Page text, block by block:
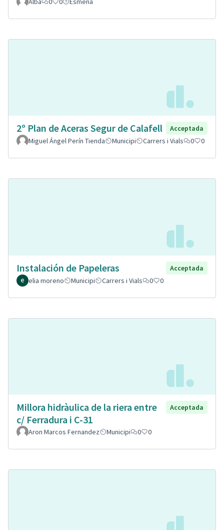
2º Plan de Aceras Segur de Calafell
Acceptada
Miguel Ángel Perín Tienda
Municipi Carrers i Vials 0 0
Instalación de Papeleras
Acceptada
elia moreno
Municipi Carrers i Vials 0 0
Millora hidràulica de la riera entre
c/ Ferradura i C-31
Acceptada
Aron Marcos Fernandez Municipi 0 0